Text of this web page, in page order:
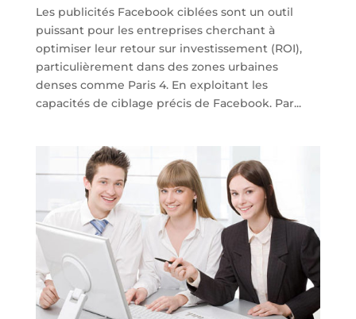
Les publicités Facebook ciblées sont un outil
puissant pour les entreprises cherchant à
optimiser leur retour sur investissement (ROI),
particulièrement dans des zones urbaines
denses comme Paris 4. En exploitant les
capacités de ciblage précis de Facebook. Par...